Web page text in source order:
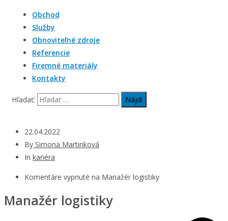
Obchod
Služby
Obnoviteľné zdroje
Referencie
Firemné materiály
Kontakty
Hľadať:
22.04.2022
By Simona Martinková
In kariéra
Komentáre vypnuté na Manažér logistiky
Manažér logistiky